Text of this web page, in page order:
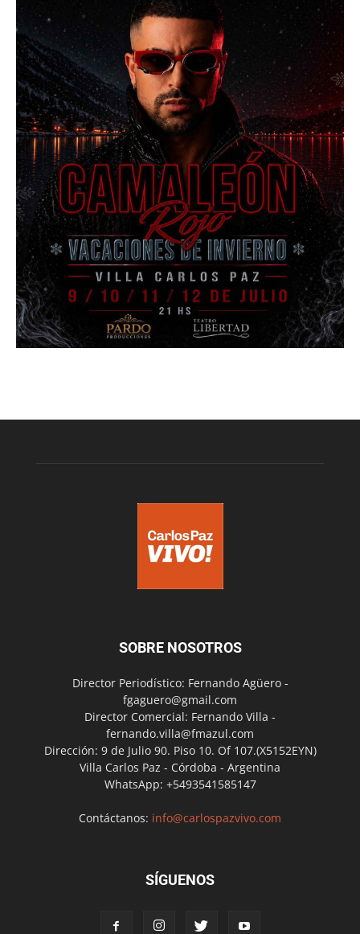
SOBRE NOSOTROS
Director Periodístico: Fernando Agüero -
fgaguero@gmail.com
Director Comercial: Fernando Villa -
fernando.villa@fmazul.com
Dirección: 9 de Julio 90. Piso 10. Of 107.(X5152EYN)
Villa Carlos Paz - Córdoba - Argentina
WhatsApp: +5493541585147
Contáctanos: info@carlospazvivo.com
SÍGUENOS